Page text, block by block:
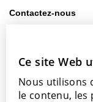
Contactez-nous
Notre salle
Ce site Web
Nous utilisons
le contenu, les